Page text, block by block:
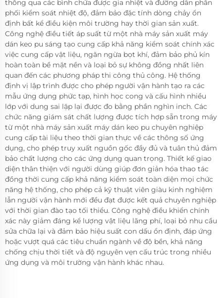
thông qua các bình chứa được gia nhiệt và đường dẫn phân
phối kiểm soát nhiệt độ, đảm bảo đặc tính dòng chảy ổn
định bất kể điều kiện môi trường hay thời gian sản xuất.
Công nghệ điều tiết áp suất từ một nhà máy sản xuất máy
dán keo pu sáng tạo cung cấp khả năng kiểm soát chính xác
việc cung cấp vật liệu, ngăn ngừa bọt khí, đảm bảo phủ kín
hoàn toàn bề mặt nền và loại bỏ sự không đồng nhất liên
quan đến các phương pháp thi công thủ công. Hệ thống
định vị lập trình được cho phép người vận hành tạo ra các
mẫu ứng dụng phức tạp, hình học cong và cấu hình nhiều
lớp với dung sai lặp lại được đo bằng phần nghìn inch. Các
chức năng giám sát chất lượng được tích hợp sẵn trong máy
từ một nhà máy sản xuất máy dán keo pu chuyên nghiệp
cung cấp tài liệu theo thời gian thực về các thông số ứng
dụng, cho phép truy xuất nguồn gốc đầy đủ và tuân thủ đảm
bảo chất lượng cho các ứng dụng quan trọng. Thiết kế giao
diện thân thiện với người dùng giúp đơn giản hóa thao tác
đồng thời cung cấp khả năng kiểm soát toàn diện mọi chức
năng hệ thống, cho phép cả kỹ thuật viên giàu kinh nghiệm
lẫn người vận hành mới đều đạt được kết quả chuyên nghiệp
với thời gian đào tạo tối thiểu. Công nghệ điều khiển chính
xác này giảm đáng kể lượng vật liệu lãng phí, loại bỏ nhu cầu
sửa chữa lại và đảm bảo hiệu suất con dấu ổn định, đáp ứng
hoặc vượt quá các tiêu chuẩn ngành về độ bền, khả năng
chống chịu thời tiết và độ nguyên vẹn cấu trúc trong nhiều
ứng dụng và môi trường vận hành khác nhau.